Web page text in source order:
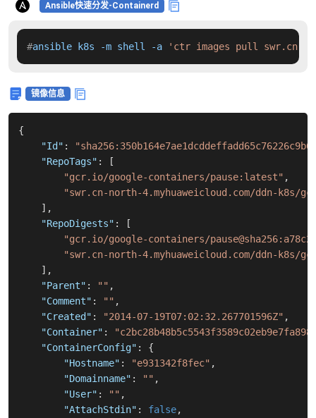
Ansible快速分发-Containerd
#ansible k8s -m shell -a 'ctr images pull swr.cn-
镜像信息
{
"Id" :
"RepoTags" :
[
"gcr.io/google-containers/pause:latest" ,
"swr.cn-north-4.myhuaweicloud.com/ddn-
] ,
"RepoDigests" :
[
"gcr.io/google-containers/
"swr.cn-north-4.myhuaweicloud.com/ddn-k8s/
] ,
"Parent" : "" ,
"Comment" : "" ,
"Created" : "2014-07-19T07:02:32.267701596Z" ,
"Container" :
"ContainerConfig" :
{
"Hostname" : "e931342f8fec" ,
"Domainname" : "" ,
"User" : "" ,
"AttachStdin" : false,